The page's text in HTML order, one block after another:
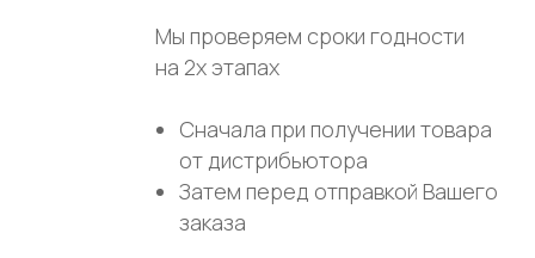
Мы проверяем сроки годности
на 2х этапах
Сначала при получении товара
от дистрибьютора
Затем перед отправкой Вашего
заказа